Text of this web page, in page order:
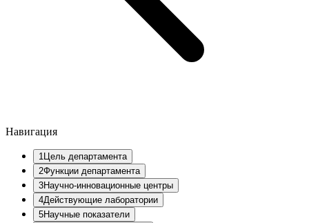
Навигация
1Цель департамента
2Функции департамента
3Научно-инновационные центры
4Действующие лаборатории
5Научные показатели